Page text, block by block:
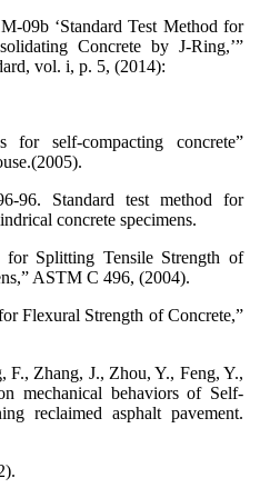
09b ‘Standard Test Method for
Concrete by J-Ring,’”
vol. i, p. 5, (2014):
for self-compacting concrete”
96. Standard test method for
for Splitting Tensile Strength of
ASTM C 496, (2004).
Flexural Strength of Concrete,”
Zhang, J., Zhou, Y., Feng, Y.,
mechanical behaviors of Self-
reclaimed asphalt pavement.